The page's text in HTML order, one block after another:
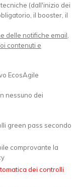
(dall'inizio dei
il booster, il
delle notifiche email,
contenuti e
EcosAgile
nessuno dei
green pass secondo
comprovante la
dei controlli